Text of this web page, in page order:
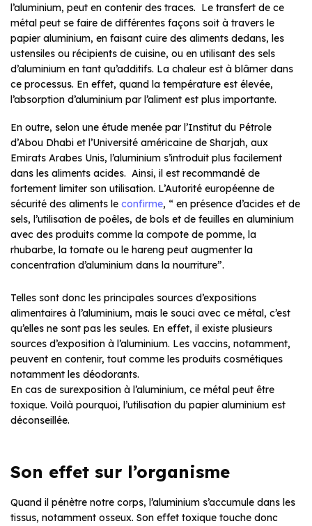
l’aluminium, peut en contenir des traces. Le transfert de ce
métal peut se faire de différentes façons soit à travers le
papier aluminium, en faisant cuire des aliments dedans, les
ustensiles ou récipients de cuisine, ou en utilisant des sels
d’aluminium en tant qu’additifs. La chaleur est à blâmer dans
ce processus. En effet, quand la température est élevée,
l’absorption d’aluminium par l’aliment est plus importante.
En outre, selon une étude menée par l’Institut du Pétrole
d’Abou Dhabi et l’Université américaine de Sharjah, aux
Emirats Arabes Unis, l’aluminium s’introduit plus facilement
dans les aliments acides. Ainsi, il est recommandé de
fortement limiter son utilisation. L’Autorité européenne de
sécurité des aliments le confirme, “ en présence d’acides et de
sels, l’utilisation de poêles, de bols et de feuilles en aluminium
avec des produits comme la compote de pomme, la
rhubarbe, la tomate ou le hareng peut augmenter la
concentration d’aluminium dans la nourriture”.
Telles sont donc les principales sources d’expositions
alimentaires à l’aluminium, mais le souci avec ce métal, c’est
qu’elles ne sont pas les seules. En effet, il existe plusieurs
sources d’exposition à l’aluminium. Les vaccins, notamment,
peuvent en contenir, tout comme les produits cosmétiques
notamment les déodorants.
En cas de surexposition à l’aluminium, ce métal peut être
toxique. Voilà pourquoi, l’utilisation du papier aluminium est
déconseillée.
Son effet sur l’organisme
Quand il pénètre notre corps, l’aluminium s’accumule dans les
tissus, notamment osseux. Son effet toxique touche donc